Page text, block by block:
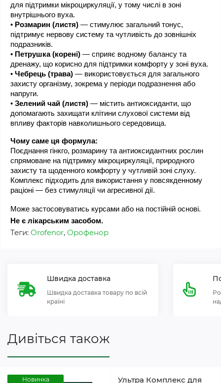
для підтримки мікроциркуляції, у тому числі в зоні
внутрішнього вуха.
• Розмарин (листя) — стимулює загальний тонус,
підтримує нервову систему та чутливість до зовнішніх
подразників.
• Петрушка (корені) — сприяє водному балансу та
дренажу, що корисно для підтримки комфорту у зоні вуха.
• Чебрець (трава) — використовується для загального
захисту організму, зокрема у періоди подразнення або
напруги.
• Зелений чай (листя) — містить антиоксиданти, що
допомагають захищати клітини слухової системи від
впливу факторів навколишнього середовища.
Чому саме ця формула:
Поєднання гінкго, розмарину та антиоксидантних рослин
спрямоване на підтримку мікроциркуляції, природного
захисту та щоденного комфорту у чутливій зоні слуху.
Комплекс підходить для використання у повсякденному
раціоні — без стимуляції чи агресивної дії.
Може застосовуватись курсами або на постійній основі.
Не є лікарським засобом.
Теги: Orofenor, Орофенор
Швидка доставка
Швидка доставка товару по всій
країні
Дивіться також
Новинка Ультра Комплекс для